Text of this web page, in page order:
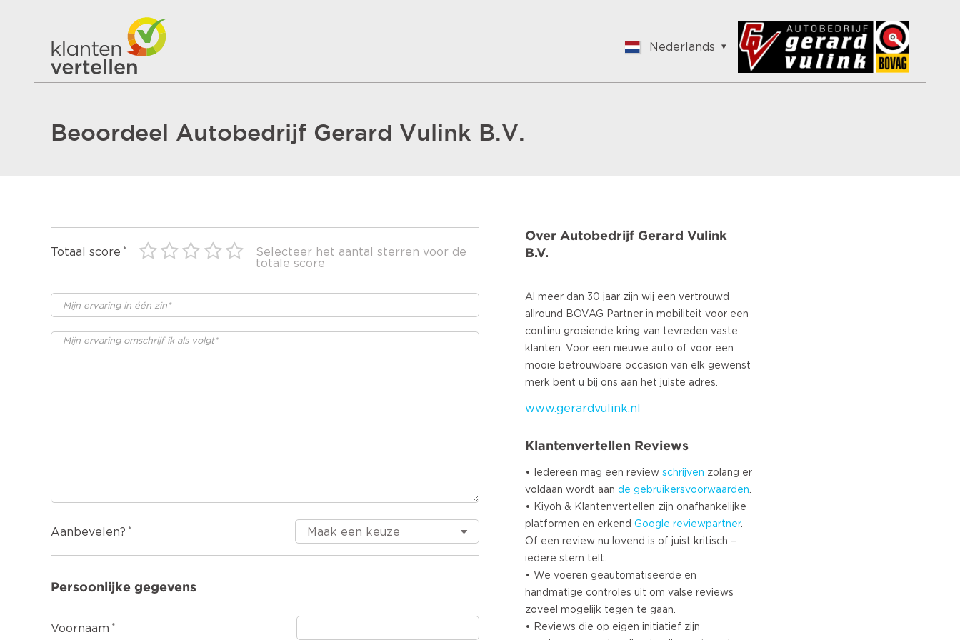
Nederlands
Nederlands
Turkish
Beoordeel Autobedrijf Gerard Vulink B.V.
Totaal score
Selecteer het aantal sterren voor de
totale score
Aanbevelen?
Persoonlijke gegevens
Voornaam
Over Autobedrijf Gerard Vulink
B.V.
Al meer dan 30 jaar zijn wij een vertrouwd
allround BOVAG Partner in mobiliteit voor een
continu groeiende kring van tevreden vaste
klanten. Voor een nieuwe auto of voor een
mooie betrouwbare occasion van elk gewenst
www.gerardvulink.nl
Klantenvertellen Reviews
• Iedereen mag een review schrijven zolang er
voldaan wordt aan de gebruikersvoorwaarden.
• Kiyoh & Klantenvertellen zijn onafhankelijke
platformen en erkend Google reviewpartner.
Of een review nu lovend is of juist kritisch –
iedere stem telt.
• We voeren geautomatiseerde en
handmatige controles uit om valse reviews
zoveel mogelijk tegen te gaan.
• Reviews die op eigen initiatief zijn